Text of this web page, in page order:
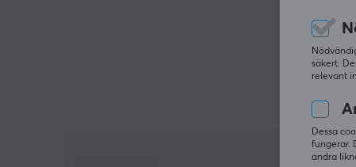
säkert.
relevant
Dessa
fungerar.
andra